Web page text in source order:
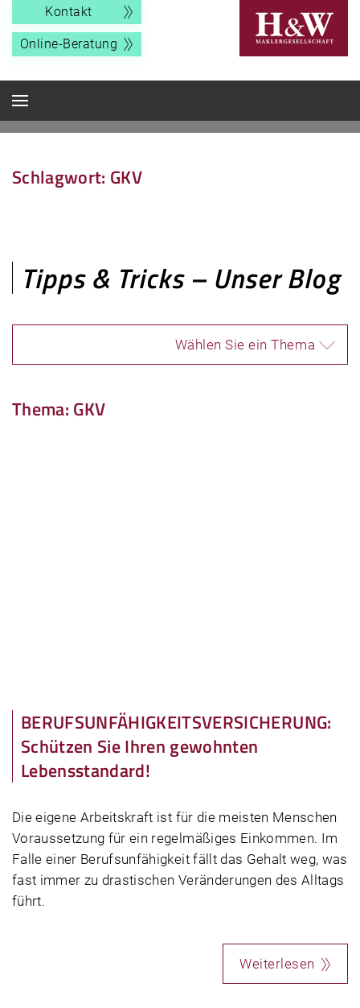
Kontakt
Online-Beratung
Schlagwort: GKV
Tipps & Tricks – Unser Blog
Wählen Sie ein Thema
Thema: GKV
BERUFSUNFÄHIGKEITSVERSICHERUNG:
Schützen Sie Ihren gewohnten
Lebensstandard!
Die eigene Arbeitskraft ist für die meisten Menschen
Voraussetzung für ein regelmäßiges Einkommen. Im
Falle einer Berufsunfähigkeit fällt das Gehalt weg, was
fast immer zu drastischen Veränderungen des Alltags
führt.
Weiterlesen